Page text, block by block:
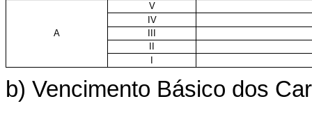
A
V
IV
b) Vencimento Básico dos